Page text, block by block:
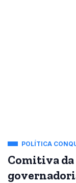
POLÍTICA
Comitiva da